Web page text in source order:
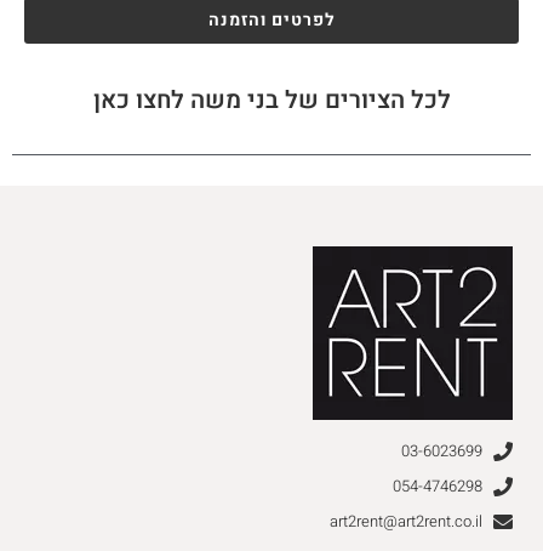
לפרטים והזמנה
לכל הציורים של בני משה לחצו כאן
03-6023699
054-4746298
art2rent@art2rent.co.il